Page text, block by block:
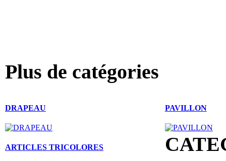
Plus de catégories
DRAPEAU PAVILLON
ARTICLES TRICOLORES